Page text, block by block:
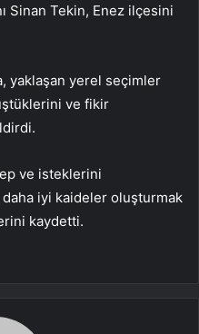
Sinan Tekin, Enez ilçesini
yaklaşan yerel seçimler
ve fikir
ve isteklerini
iyi kaideler oluşturmak
kaydetti.